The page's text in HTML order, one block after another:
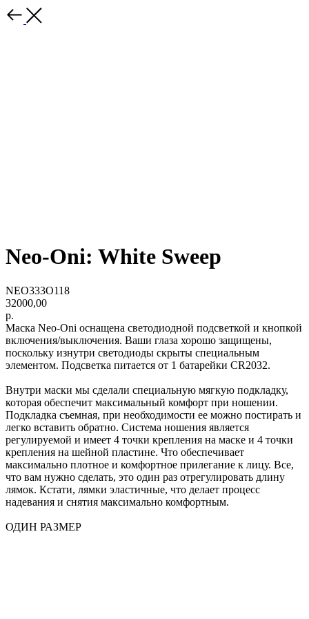
Neo-Oni: White Sweep
NEO333O118
32000,00
р.
Маска Neo-Oni оснащена светодиодной подсветкой и кнопкой
включения/выключения. Ваши глаза хорошо защищены,
поскольку изнутри светодиоды скрыты специальным
элементом. Подсветка питается от 1 батарейки CR2032.
Внутри маски мы сделали специальную мягкую подкладку,
которая обеспечит максимальный комфорт при ношении.
Подкладка съемная, при необходимости ее можно постирать и
легко вставить обратно. Система ношения является
регулируемой и имеет 4 точки крепления на маске и 4 точки
крепления на шейной пластине. Что обеспечивает
максимально плотное и комфортное прилегание к лицу. Все,
что вам нужно сделать, это один раз отрегулировать длину
лямок. Кстати, лямки эластичные, что делает процесс
надевания и снятия максимально комфортным.
ОДИН РАЗМЕР